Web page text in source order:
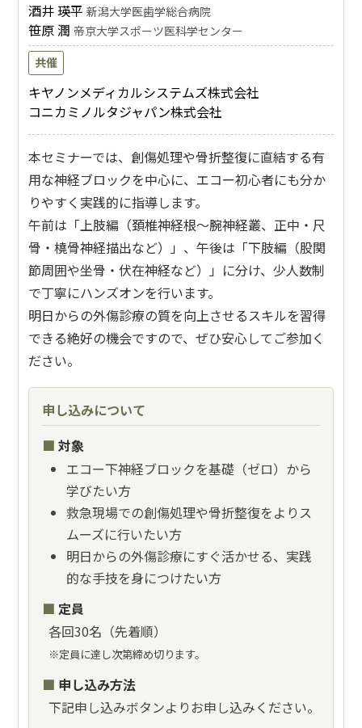
酒井 瑛平 新潟大学医歯学総合病院
笹原 潤 帝京大学スポーツ医科学センター
共催
キヤノンメディカルシステムズ株式会社
コニカミノルタジャパン株式会社
本セミナーでは、創傷処理や骨折整復に直結する有
用な神経ブロックを中心に、エコー初心者にも分か
りやすく実践的に指導します。
午前は「上肢編（頚椎神経根〜腕神経叢、正中・尺
骨・橈骨神経描出など）」、午後は「下肢編（股関
節周囲や坐骨・伏在神経など）」に分け、少人数制
で丁寧にハンズオンを行います。
明日からの外傷診療の質を向上させるスキルを習得
できる絶好の機会ですので、ぜひ安心してご参加く
ださい。
申し込みについて
対象
エコー下神経ブロックを基礎（ゼロ）から
学びたい方
救急現場での創傷処理や骨折整復をよりス
ムーズに行いたい方
明日からの外傷診療にすぐ活かせる、実践
的な手技を身につけたい方
定員
各回30名（先着順）
※定員に達し次第締め切ります。
申し込み方法
下記申し込みボタンよりお申し込みください。